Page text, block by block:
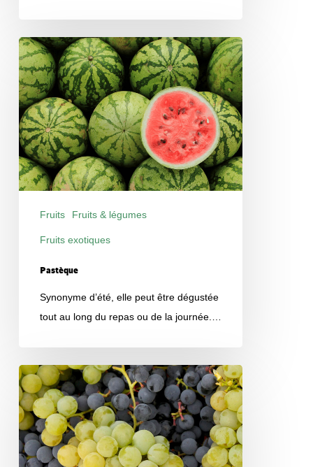
Pastèque
Fruits Fruits & légumes
Fruits exotiques
Pastèque
Synonyme d’été, elle peut être dégustée
tout au long du repas ou de la journée.…
Raisin